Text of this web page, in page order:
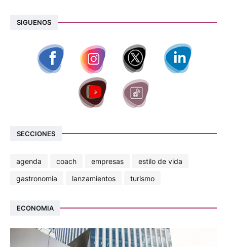
SIGUENOS
SECCIONES
agenda coach empresas
estilo de vida
gastronomia
lanzamientos turismo
ECONOMIA